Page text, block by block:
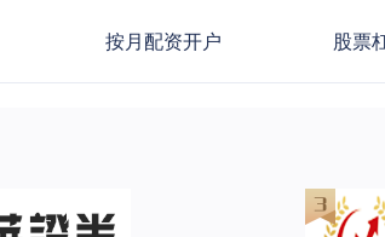
按月配资开户 股票